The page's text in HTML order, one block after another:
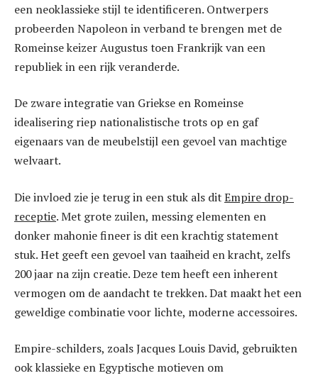
een ​​neoklassieke stijl te identificeren. Ontwerpers
probeerden Napoleon in verband te brengen met de
Romeinse keizer Augustus toen Frankrijk van een
republiek in een rijk veranderde.
De zware integratie van Griekse en Romeinse
idealisering riep nationalistische trots op en gaf
eigenaars van de meubelstijl een gevoel van machtige
welvaart.
Die invloed zie je terug in een stuk als ditEmpire drop-
receptie. Met grote zuilen, messing elementen en
donker mahonie fineer is dit een krachtig statement
stuk. Het geeft een gevoel van taaiheid en kracht, zelfs
200 jaar na zijn creatie. Deze tem heeft een inherent
vermogen om de aandacht te trekken. Dat maakt het een
geweldige combinatie voor lichte, moderne accessoires.
Empire-schilders, zoals Jacques Louis David, gebruikten
ook klassieke en Egyptische motieven om